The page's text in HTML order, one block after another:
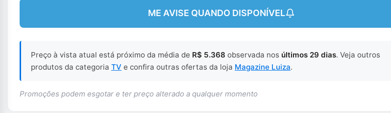
ME AVISE QUANDO DISPONÍVEL
Preço à vista atual está próximo da média de R$ 5.368 observada nos últimos 29 dias. Veja outros
produtos da categoria TV e confira outras ofertas da loja Magazine Luiza.
Promoções podem esgotar e ter preço alterado a qualquer momento